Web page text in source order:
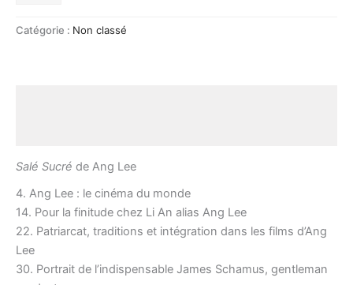
Catégorie : Non classé
Salé Sucré de Ang Lee
4. Ang Lee : le cinéma du monde
14. Pour la finitude chez Li An alias Ang Lee
22. Patriarcat, traditions et intégration dans les films d’Ang
Lee
30. Portrait de l’indispensable James Schamus, gentleman